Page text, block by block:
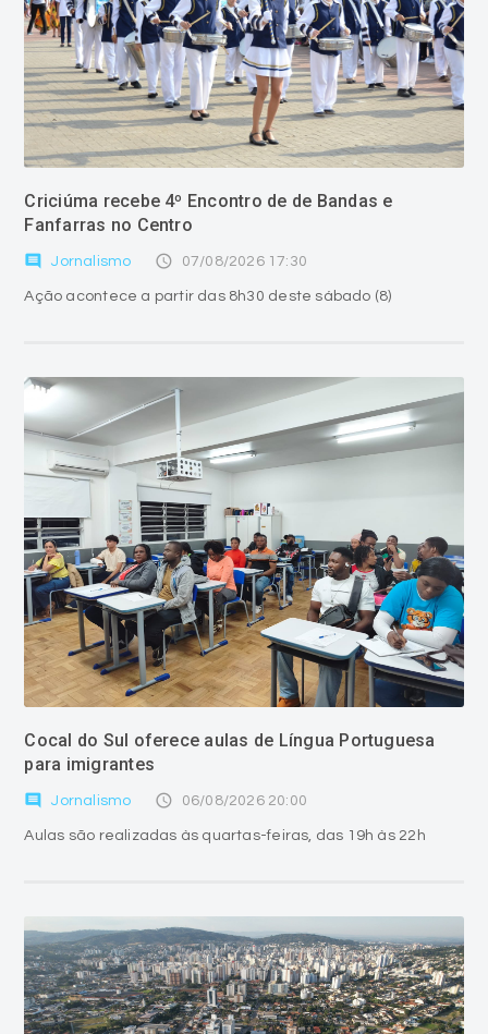
Criciúma recebe 4º Encontro de de Bandas e
Fanfarras no Centro
comment Jornalismo access_time 07/08/2026 17:30
Ação acontece a partir das 8h30 deste sábado (8)
Cocal do Sul oferece aulas de Língua Portuguesa
para imigrantes
comment Jornalismo access_time 06/08/2026 20:00
Aulas são realizadas às quartas-feiras, das 19h às 22h